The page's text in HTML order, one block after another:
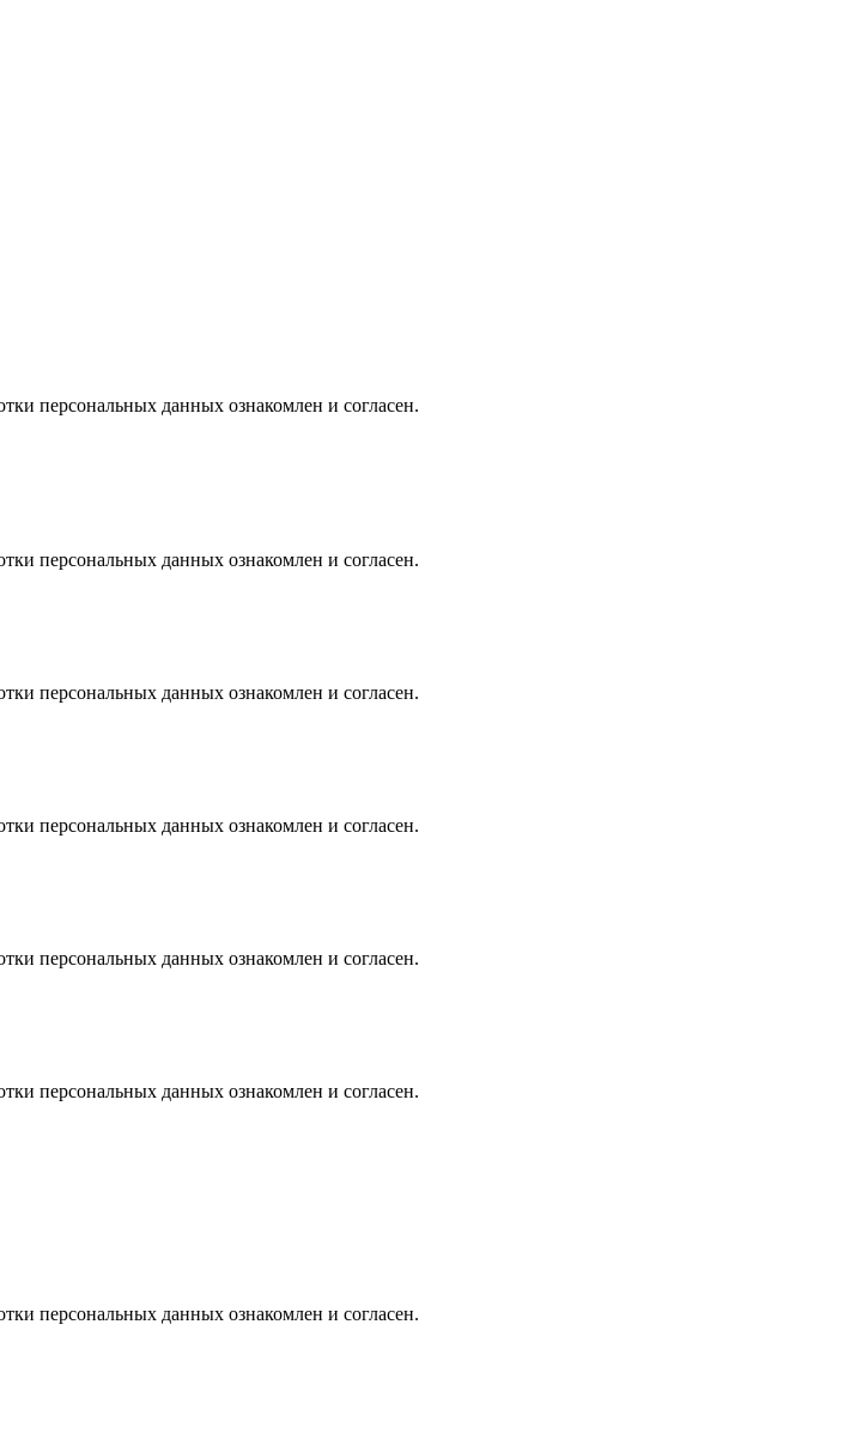
персональных данных ознакомлен и согласен.
персональных данных ознакомлен и согласен.
персональных данных ознакомлен и согласен.
персональных данных ознакомлен и согласен.
персональных данных ознакомлен и согласен.
персональных данных ознакомлен и согласен.
персональных данных ознакомлен и согласен.